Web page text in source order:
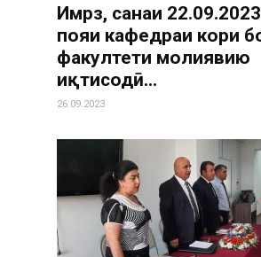
Имрӯз, санаи
пояи кафедраи кори
факултети молиявию
иқтисодӣ...
26.09.2023